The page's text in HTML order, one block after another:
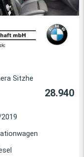
Sitzhe
28.940